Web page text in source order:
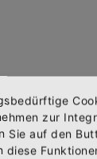
zur
Sie auf den
diese